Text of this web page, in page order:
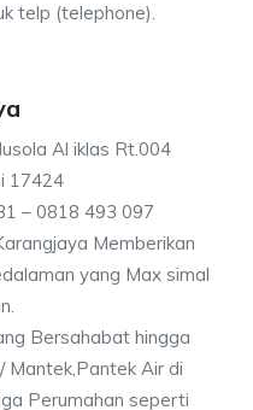
telp (telephone).
Al iklas Rt.004
17424
– 0818 493 097
Memberikan
yang Max simal
Bersahabat hingga
Mantek,Pantek Air di
Perumahan seperti